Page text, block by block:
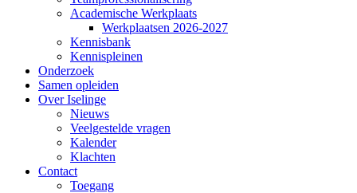
Academische Werkplaats
Werkplaatsen 2026-2027
Kennisbank
Kennispleinen
Onderzoek
Samen opleiden
Over Iselinge
Nieuws
Veelgestelde vragen
Kalender
Klachten
Contact
Toegang